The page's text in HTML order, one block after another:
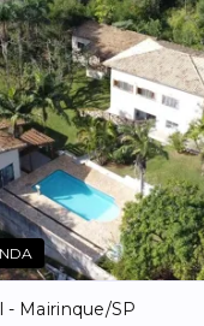
- Mairinque/SP